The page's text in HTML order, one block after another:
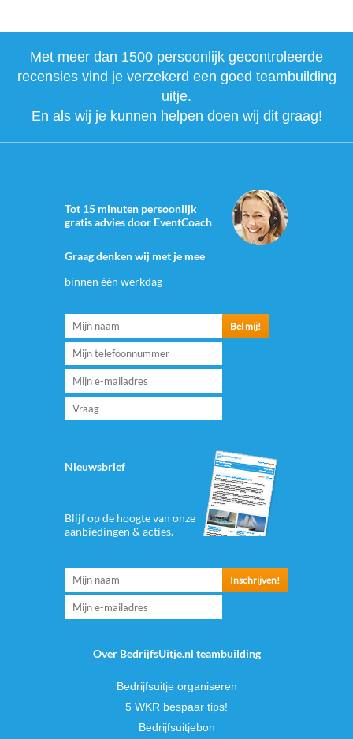
Met meer dan 1500 persoonlijk gecontroleerde
recensies vind je verzekerd een goed teambuilding
uitje.
En als wij je kunnen helpen doen wij dit graag!
Tot 15 minuten persoonlijk
gratis advies door EventCoach
Graag denken wij met je mee
binnen één werkdag
Nieuwsbrief
Blijf op de hoogte van onze
aanbiedingen & acties.
Over BedrijfsUitje.nl teambuilding
Bedrijfsuitje organiseren
5 WKR bespaar tips!
Bedrijfsuitjebon